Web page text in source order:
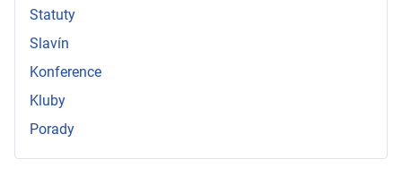
Statuty
Slavín
Konference
Kluby
Porady